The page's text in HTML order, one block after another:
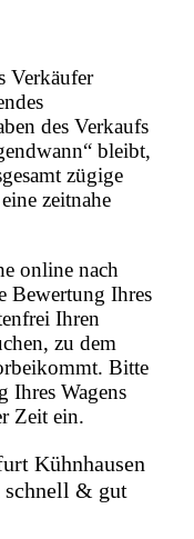
Verkäufer
des Verkaufs
bleibt,
zügige
zeitnahe
online nach
Bewertung Ihres
Ihren
zu dem
Bitte
Ihres Wagens
Zeit ein.
Kühnhausen
& gut